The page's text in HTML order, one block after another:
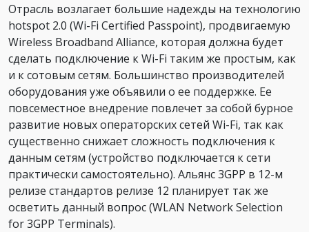
Отрасль возлагает большие надежды на технологию
hotspot 2.0 (Wi-Fi Certified Passpoint), продвигаемую
Wireless Broadband Alliance, которая должна будет
сделать подключение к Wi-Fi таким же простым, как
и к сотовым сетям. Большинство производителей
оборудования уже объявили о ее поддержке. Ее
повсеместное внедрение повлечет за собой бурное
развитие новых операторских сетей Wi-Fi, так как
существенно снижает сложность подключения к
данным сетям (устройство подключается к сети
практически самостоятельно). Альянс 3GPP в 12-м
релизе стандартов релизе 12 планирует так же
осветить данный вопрос (WLAN Network Selection
for 3GPP Terminals).